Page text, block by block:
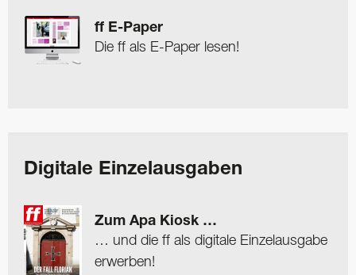
ff E-Paper
Die ff als E-Paper lesen!
Digitale Einzelausgaben
Zum Apa Kiosk …
… und die ff als digitale Einzelausgabe
erwerben!